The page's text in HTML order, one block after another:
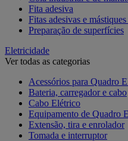
Fita adesiva
Fitas adesivas e
Preparação de superfícies
Eletricidade
Ver todas as categorias
Acessórios para Quadro
Bateria, carregador e cabo
Cabo Elétrico
Equipamento de Quadro
Extensão, tira e enrolador
Tomada e interruptor